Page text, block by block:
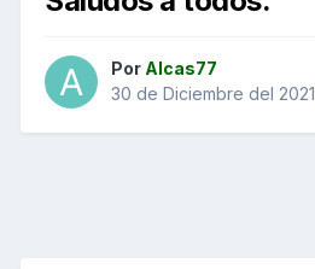
Por Alcas77
30 de Diciembre del 2021